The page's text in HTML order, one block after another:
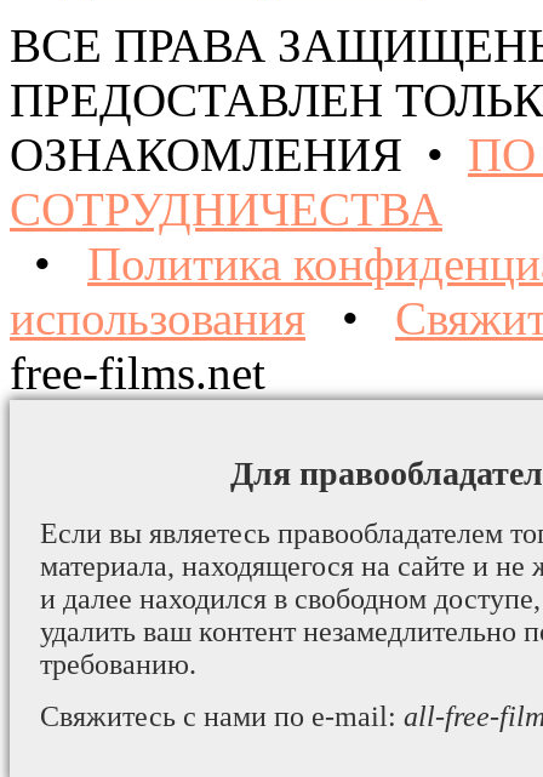
ВСЕ ПРАВА
ПРЕДОСТАВЛЕН
ОЗНАКОМЛЕНИЯ •
СОТРУДНИЧЕСТВА
• Политика
использования •
free-films.net
Для
Если вы являетесь правообладателем
материала, находящегося на сайте и не
и далее находился в свободном
удалить ваш контент незамедлительно
требованию.
Свяжитесь с нами по e-mail: all-free-